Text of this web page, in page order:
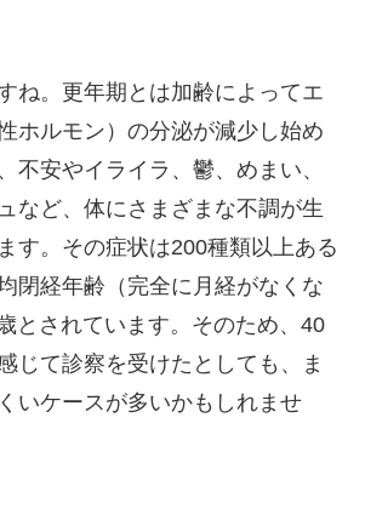
ね。更年期とは加齢によってエ
ホルモン）の分泌が減少し始め
不安やイライラ、鬱、めまい、
など、体にさまざまな不調が生
す。その症状は200種類以上ある
閉経年齢（完全に月経がなくな
とされています。そのため、40
じて診察を受けたとしても、ま
いケースが多いかもしれませ